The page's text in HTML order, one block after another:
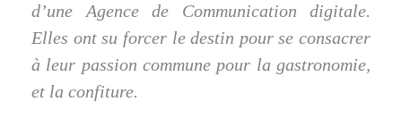
d’une Agence de Communication digitale.
Elles ont su forcer le destin pour se consacrer
à leur passion commune pour la gastronomie,
et la confiture.